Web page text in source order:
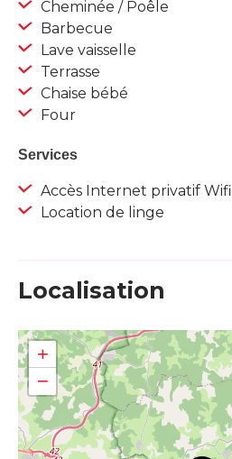
Cheminée / Poêle
Barbecue
Lave vaisselle
Terrasse
Chaise bébé
Four
Services
Accès Internet privatif Wifi
Location de linge
Localisation
+
−